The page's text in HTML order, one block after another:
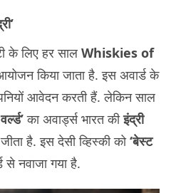
के लिए हर साल Whiskies of
किया जाता है. इस अवार्ड के
आवेदन करती हैं. लेकिन साल
का अवार्ड्स भारत कीइंद्री
है. इस देसी व्हिस्की को‘बेस्ट
से नवाजा गया है.